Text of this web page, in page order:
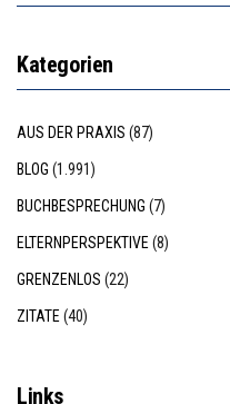
Kategorien
AUS DER PRAXIS (87)
BLOG (1.991)
BUCHBESPRECHUNG (7)
ELTERNPERSPEKTIVE (8)
GRENZENLOS (22)
ZITATE (40)
Links